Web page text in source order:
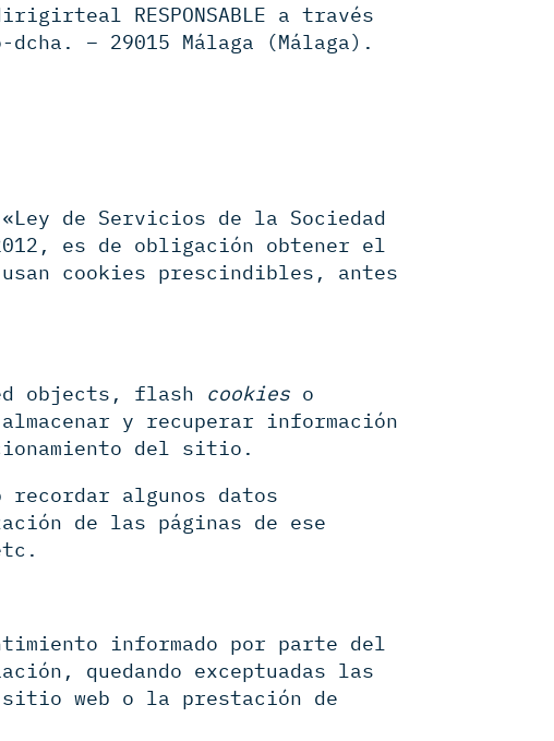
RESPONSABLE a través
dcha. – 29015 Málaga (Málaga).
de Servicios de la Sociedad
es de obligación obtener el
cookies prescindibles, antes
objects, flash cookies o
y recuperar información
del sitio.
algunos datos
de las páginas de ese
informado por parte del
quedando exceptuadas las
web o la prestación de